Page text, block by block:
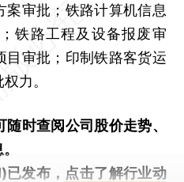
案审批；铁路计算机信息
铁路工程及设备报废审
目审批；印制铁路客货运
力。
随时查阅公司股价走势、
发布， 点击了解行业动